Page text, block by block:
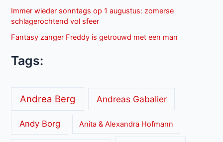
Immer wieder sonntags op 1 augustus: zomerse
schlagerochtend vol sfeer
Fantasy zanger Freddy is getrouwd met een man
Tags:
Andrea Berg Andreas Gabalier
Andy Borg Anita & Alexandra Hofmann